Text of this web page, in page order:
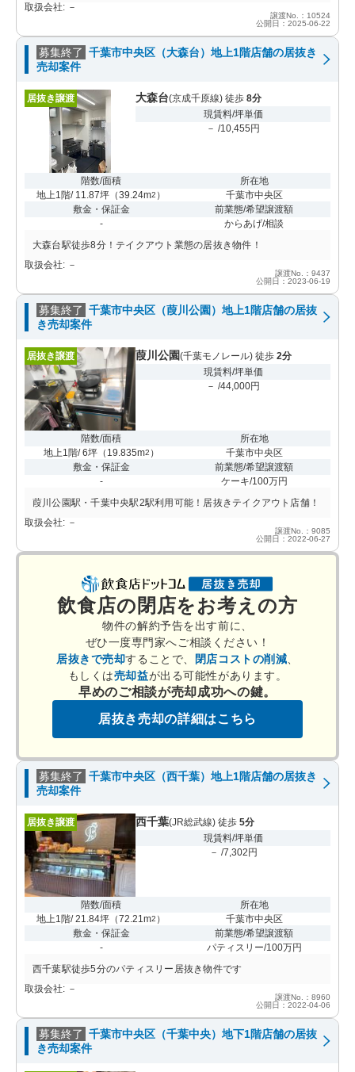
取扱会社: －
譲渡No.：10524
公開日：2025-06-22
募集終了 千葉市中央区（大森台）地上1階店舗の居抜き
売却案件
居抜き譲渡 大森台(京成千原線) 徒歩 8分
現賃料/坪単価
－ /10,455円
階数/面積
地上1階/ 11.87坪 （39.24m2 ）
所在地
千葉市中央区
敷金・保証金
-
前業態/希望譲渡額
からあげ/相談
大森台駅徒歩8分！テイクアウト業態の居抜き物件！
取扱会社: －
譲渡No.：9437
公開日：2023-06-19
募集終了 千葉市中央区（葭川公園）地上1階店舗の居抜
き売却案件
居抜き譲渡 葭川公園(千葉モノレール) 徒歩 2分
現賃料/坪単価
－ /44,000円
階数/面積
地上1階/ 6坪（ 19.835m2 ）
所在地
千葉市中央区
敷金・保証金
-
前業態/希望譲渡額
ケーキ/100万円
葭川公園駅・千葉中央駅2駅利用可能！居抜きテイクアウト店舗！
取扱会社: －
譲渡No.：9085
公開日：2022-06-27
飲食店の閉店をお考えの方
物件の解約予告を出す前に、
ぜひ一度専門家へご相談ください！
居抜きで売却することで、 閉店コストの削減
もしくは売却益が出る可能性があります。
早めのご相談が売却成功への鍵。
居抜き売却の詳細はこちら
募集終了 千葉市中央区（西千葉）地上1階店舗の居抜き
売却案件
居抜き譲渡 西千葉(JR総武線) 徒歩 5分
現賃料/坪単価
－ /7,302円
階数/面積
地上1階/ 21.84坪 （72.21m2 ）
所在地
千葉市中央区
敷金・保証金
-
前業態/希望譲渡額
パティスリー/100万円
西千葉駅徒歩5分のパティスリー居抜き物件です
取扱会社: －
譲渡No.：8960
公開日：2022-04-06
募集終了 千葉市中央区（千葉中央）地下1階店舗の居抜
き売却案件